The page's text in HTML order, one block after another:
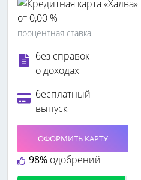
от 0,00 %
процентная ставка
без справок
о доходах
бесплатный
выпуск
98% одобрений
ОФОРМИТЬ КАРТУ